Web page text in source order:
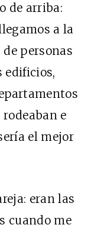
de arriba:
a la
personas
edificios,
e
el mejor
eran las
cuando me